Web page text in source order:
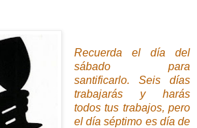
Recuerda el día del
sábado para
santificarlo. Seis días
trabajarás y harás
todos tus trabajos, pero
el día séptimo es día de